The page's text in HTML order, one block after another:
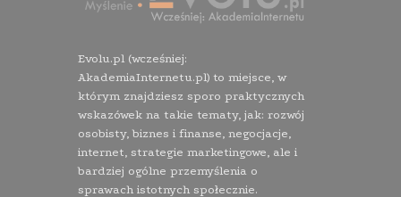
Evolu.pl (wcześniej:
AkademiaInternetu.pl) to miejsce, w
którym znajdziesz sporo praktycznych
wskazówek na takie tematy, jak: rozwój
osobisty, biznes i finanse, negocjacje,
internet, strategie marketingowe, ale i
bardziej ogólne przemyślenia o
sprawach istotnych społecznie.